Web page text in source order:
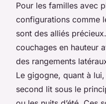
Pour les familles avec
configurations comme
sont des alliés
couchages en hauteur
des rangements
Le gigogne, quant à
second lit sous le